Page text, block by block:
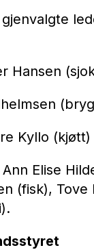
Hansen
Kyllo (kjøtt)
Elise
(fisk),